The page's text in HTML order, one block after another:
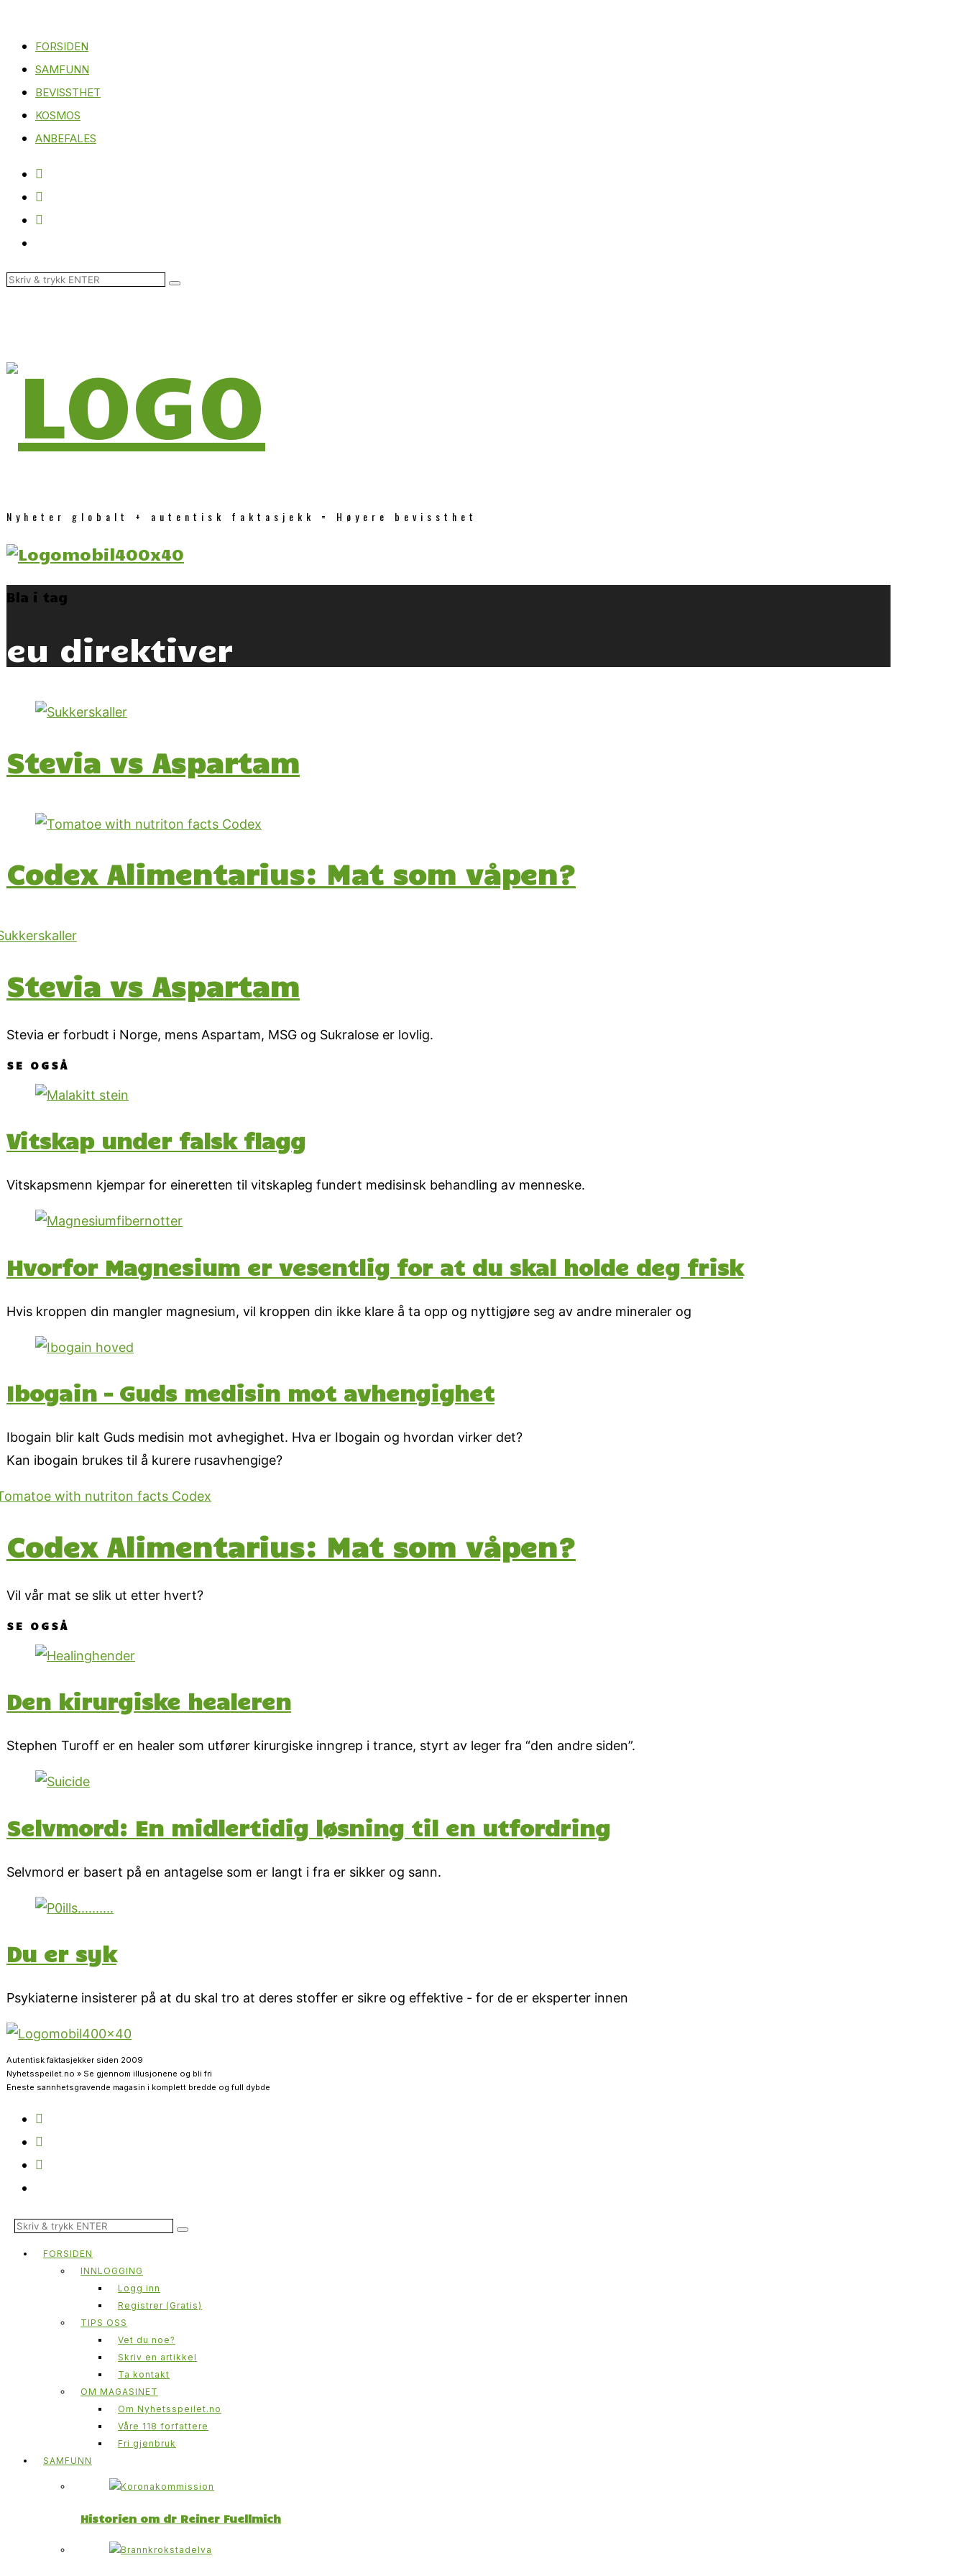
FORSIDEN
SAMFUNN
BEVISSTHET
KOSMOS
ANBEFALES
Nyheter globalt + autentisk faktasjekk = Høyere bevissthet
Bla i tag
eu direktiver
Stevia vs Aspartam
Codex Alimentarius: Mat som våpen?
Stevia vs Aspartam
Stevia er forbudt i Norge, mens Aspartam, MSG og Sukralose er lovlig.
SE OGSÅ
Vitskap under falsk flagg
Vitskapsmenn kjempar for eineretten til vitskapleg fundert medisinsk behandling av menneske.
Hvorfor Magnesium er vesentlig for at du skal holde deg frisk
Hvis kroppen din mangler magnesium, vil kroppen din ikke klare å ta opp og nyttigjøre seg av andre mineraler og
Ibogain – Guds medisin mot avhengighet
Ibogain blir kalt Guds medisin mot avhegighet. Hva er Ibogain og hvordan virker det?
Kan ibogain brukes til å kurere rusavhengige?
Codex Alimentarius: Mat som våpen?
Vil vår mat se slik ut etter hvert?
SE OGSÅ
Den kirurgiske healeren
Stephen Turoff er en healer som utfører kirurgiske inngrep i trance, styrt av leger fra “den andre siden”.
Selvmord: En midlertidig løsning til en utfordring
Selvmord er basert på en antagelse som er langt i fra er sikker og sann.
Du er syk
Psykiaterne insisterer på at du skal tro at deres stoffer er sikre og effektive - for de er eksperter innen
Autentisk faktasjekker siden 2009
Nyhetsspeilet.no » Se gjennom illusjonene og bli fri
Eneste sannhetsgravende magasin i komplett bredde og full dybde
FORSIDEN
INNLOGGING
Logg inn
Registrer (Gratis)
TIPS OSS
Vet du noe?
Skriv en artikkel
Ta kontakt
OM MAGASINET
Om Nyhetsspeilet.no
Våre 118 forfattere
Fri gjenbruk
SAMFUNN
Historien om dr Reiner Fuellmich